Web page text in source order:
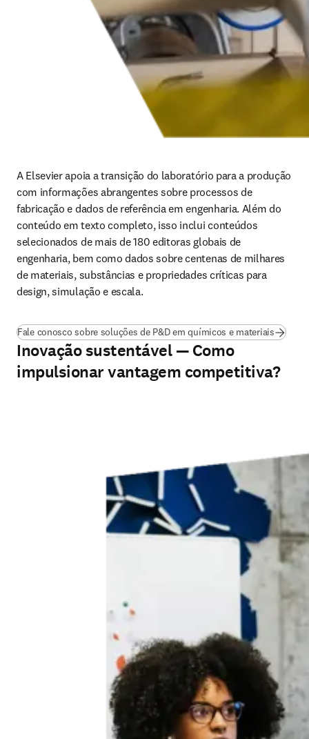
A Elsevier apoia a transição do laboratório para a produção
com informações abrangentes sobre processos de
fabricação e dados de referência em engenharia. Além do
conteúdo em texto completo, isso inclui conteúdos
selecionados de mais de 180 editoras globais de
engenharia, bem como dados sobre centenas de milhares
de materiais, substâncias e propriedades críticas para
design, simulação e escala.
Fale conosco sobre soluções de P&D em químicos e materiais
Inovação sustentável — Como
impulsionar vantagem competitiva?